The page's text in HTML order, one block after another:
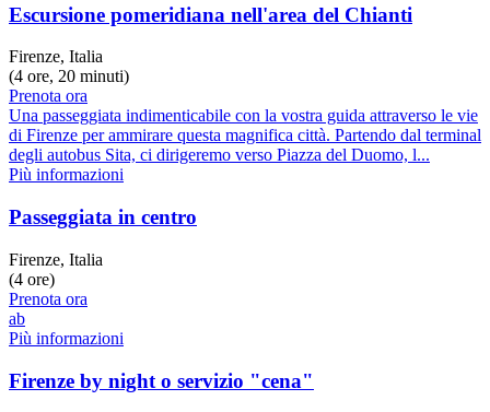
Escursione pomeridiana nell'area del Chianti
Firenze, Italia
(4 ore, 20 minuti)
Prenota ora
Una passeggiata indimenticabile con la vostra guida attraverso le vie
di Firenze per ammirare questa magnifica città. Partendo dal terminal
degli autobus Sita, ci dirigeremo verso Piazza del Duomo, l...
Più informazioni
Passeggiata in centro
Firenze, Italia
(4 ore)
Prenota ora
ab
Più informazioni
Firenze by night o servizio "cena"